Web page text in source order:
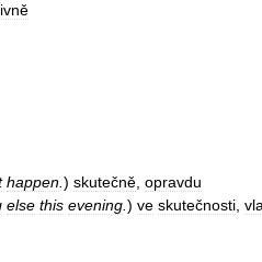
happen ) skutečně opravdu
else this evening ) ve skutečnosti